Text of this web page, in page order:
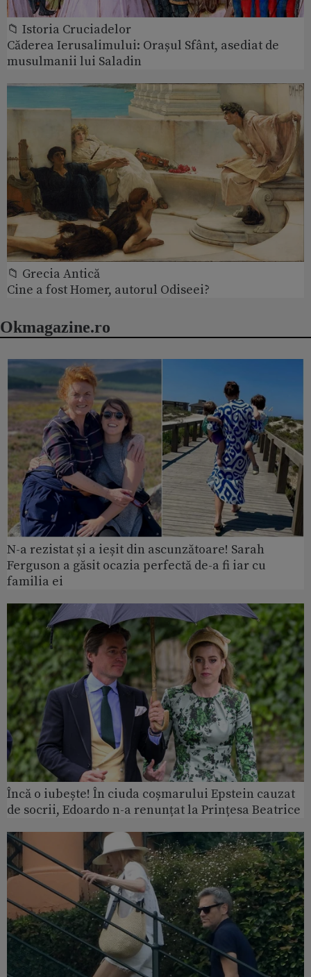
📁 Istoria Cruciadelor
Căderea Ierusalimului: Orașul Sfânt, asediat de
musulmanii lui Saladin
📁 Grecia Antică
Cine a fost Homer, autorul Odiseei?
Okmagazine.ro
N-a rezistat și a ieșit din ascunzătoare! Sarah
Ferguson a găsit ocazia perfectă de-a fi iar cu
familia ei
Încă o iubește! În ciuda coșmarului Epstein cauzat
de socrii, Edoardo n-a renunțat la Prințesa Beatrice